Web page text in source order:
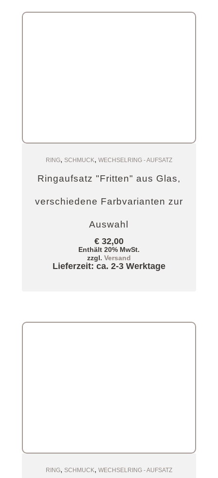
Auswählen
RING, SCHMUCK, WECHSELRING - AUFSATZ
Ringaufsatz "Fritten" aus Glas,
verschiedene Farbvarianten zur
Auswahl
€32,00
Enthält 20% MwSt.
zzgl. Versand
Lieferzeit: ca. 2-3 Werktage
Zum Warenkorb
RING, SCHMUCK, WECHSELRING - AUFSATZ